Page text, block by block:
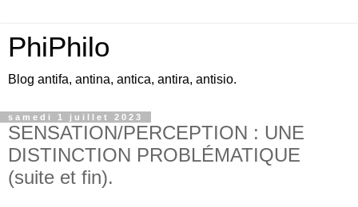
PhiPhilo
Blog antifa, antina, antica, antira, antisio.
samedi 1 juillet 2023
SENSATION/PERCEPTION : UNE
DISTINCTION PROBLÉMATIQUE
(suite et fin).